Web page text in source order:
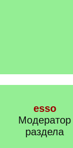
esso
Модератор
раздела